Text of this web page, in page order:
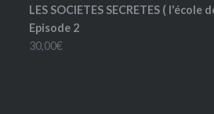
LES SOCIETES SECRETES ( l'école
Episode 2
30,00€